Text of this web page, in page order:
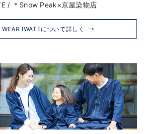
/ ＊Snow Peak×京屋染物店
IWATEについて詳しく